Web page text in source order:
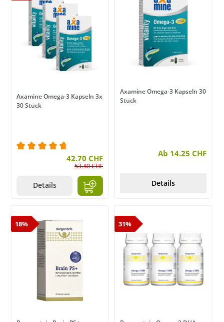
Axamine Omega-3 Kapseln 3x
30 Stück
Durchschnittliche Bewertung von 4.7 von 5
42.70 CHF
53.40 CHF
Details
Axamine Omega-3 Kapseln 30
Stück
Ab 14.25 CHF
Details
18% 31%